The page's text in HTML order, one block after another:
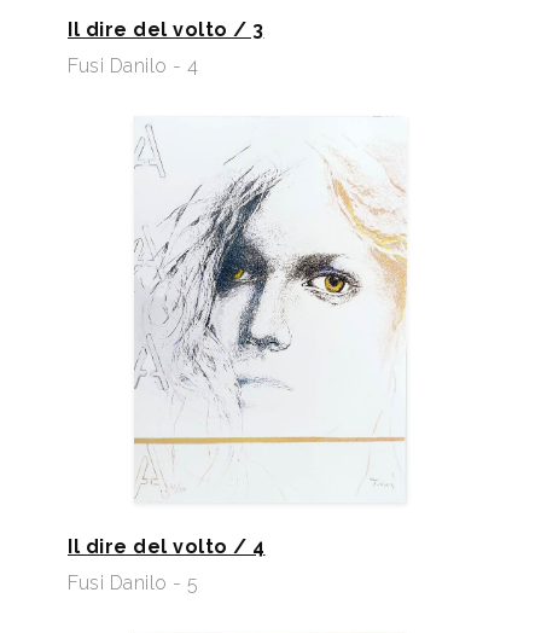
Il dire del volto / 3
Fusi Danilo - 4
Il dire del volto / 4
Fusi Danilo - 5